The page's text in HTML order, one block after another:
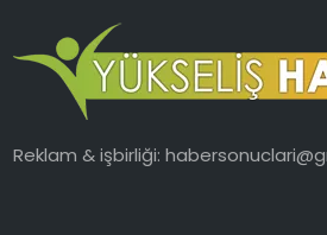
Reklam & işbirliği: